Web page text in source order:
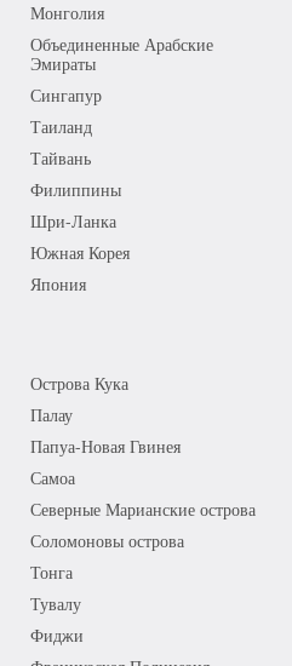
Монголия
Объединенные Арабские
Эмираты
Сингапур
Таиланд
Тайвань
Филиппины
Шри-Ланка
Южная Корея
Япония
Острова Кука
Палау
Папуа-Новая Гвинея
Самоа
Северные Марианские острова
Соломоновы острова
Тонга
Тувалу
Фиджи